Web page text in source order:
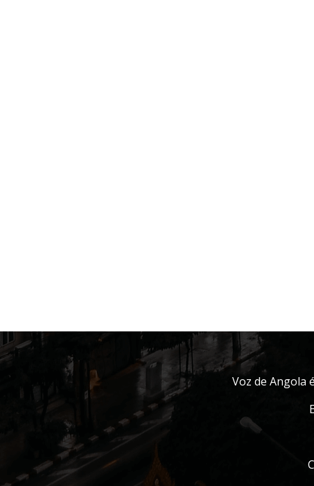
Voz de Angola